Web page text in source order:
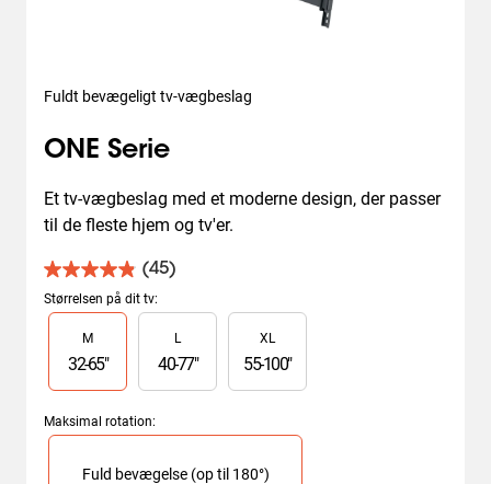
Fuldt bevægeligt tv-vægbeslag
ONE Serie
Et tv-vægbeslag med et moderne design, der passer
til de fleste hjem og tv'er.
(45)
4.9
ud
af
stjerner.
45
Størrelsen på dit tv:
Slide 1 of 3
M
32-65"
L
40-77"
XL
55-100"
Maksimal rotation:
Slide 1 of 1
Fuld bevægelse (op til 180°)